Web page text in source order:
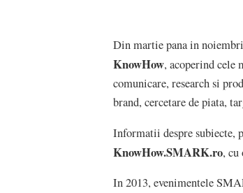
Din martie pana in
KnowHow, acoperind cele
comunicare, research si
brand, cercetare de piata,
Informatii despre subiecte,
KnowHow.SMARK.ro, cu
In 2013, evenimentele